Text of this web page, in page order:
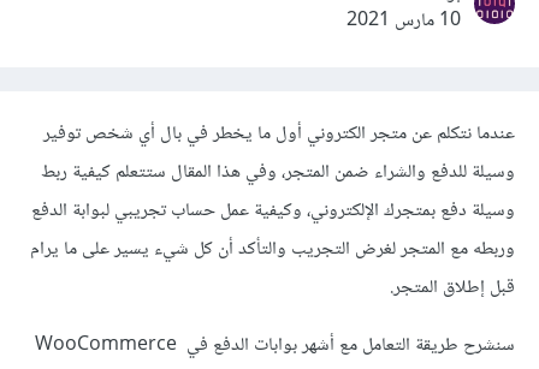
10 مارس 2021
عندما نتكلم عن متجر الكتروني أول ما يخطر في بال أي شخص توفير
وسيلة للدفع والشراء ضمن المتجر، وفي هذا المقال ستتعلم كيفية ربط
وسيلة دفع بمتجرك الإلكتروني، وكيفية عمل حساب تجريبي لبوابة الدفع
وربطه مع المتجر لغرض التجريب والتأكد أن كل شيء يسير على ما يرام
قبل إطلاق المتجر.